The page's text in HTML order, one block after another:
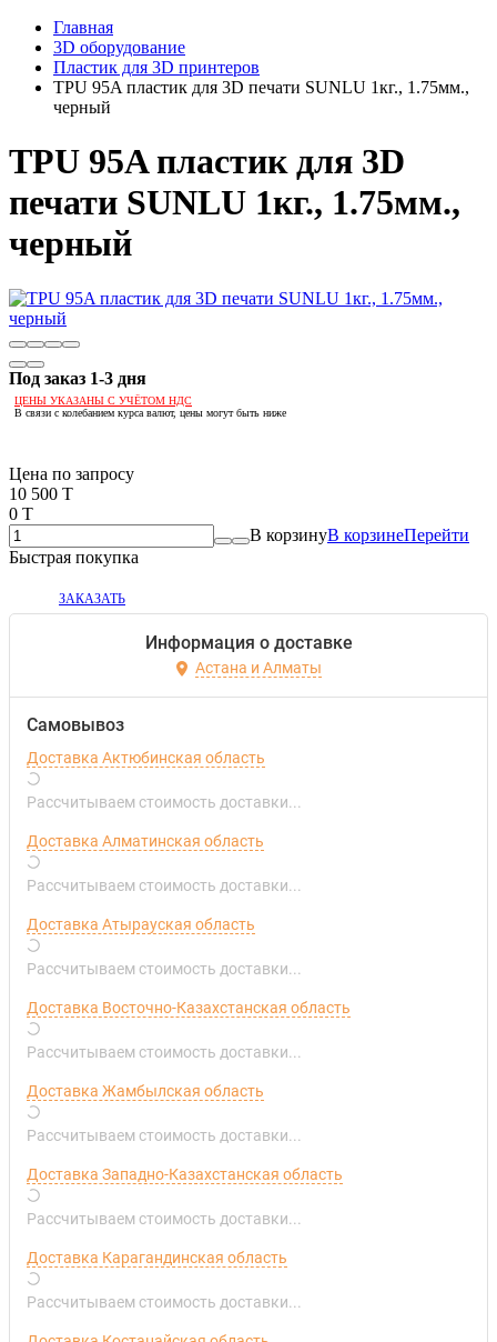
Главная
3D оборудование
Пластик для 3D принтеров
TPU 95A пластик для 3D печати SUNLU 1кг., 1.75мм.,
черный
TPU 95A пластик для 3D
печати SUNLU 1кг., 1.75мм.,
черный
Под заказ 1-3 дня
ЦЕНЫ УКАЗАНЫ С УЧЁТОМ НДС
В связи с колебанием курса валют, цены могут быть ниже
Цена по запросу
10 500 T
0 T
В корзинуВ корзинеПерейти
Быстрая покупка
ЗАКАЗАТЬ
Информация о доставке
Астана и Алматы
Самовывоз
Доставка Актюбинская область
Рассчитываем стоимость доставки...
Доставка Алматинская область
Рассчитываем стоимость доставки...
Доставка Атырауская область
Рассчитываем стоимость доставки...
Доставка Восточно-Казахстанская область
Рассчитываем стоимость доставки...
Доставка Жамбылская область
Рассчитываем стоимость доставки...
Доставка Западно-Казахстанская область
Рассчитываем стоимость доставки...
Доставка Карагандинская область
Рассчитываем стоимость доставки...